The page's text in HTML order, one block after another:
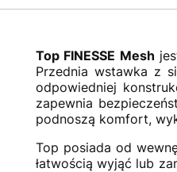
Top FINESSE Mesh
Przednia wstawka z
odpowiedniej
zapewnia
podnoszą komfort,
Top posiada od
łatwością wyjąć lub